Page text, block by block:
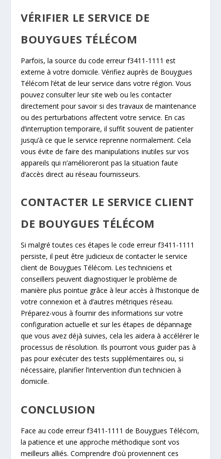
VÉRIFIER LE SERVICE DE
BOUYGUES TÉLÉCOM
Parfois, la source du code erreur f3411-1111 est
externe à votre domicile. Vérifiez auprès de Bouygues
Télécom l’état de leur service dans votre région. Vous
pouvez consulter leur site web ou les contacter
directement pour savoir si des travaux de maintenance
ou des perturbations affectent votre service. En cas
d’interruption temporaire, il suffit souvent de patienter
jusqu’à ce que le service reprenne normalement. Cela
vous évite de faire des manipulations inutiles sur vos
appareils qui n’amélioreront pas la situation faute
d’accès direct au réseau fournisseurs.
CONTACTER LE SERVICE CLIENT
DE BOUYGUES TÉLÉCOM
Si malgré toutes ces étapes le code erreur f3411-1111
persiste, il peut être judicieux de contacter le service
client de Bouygues Télécom. Les techniciens et
conseillers peuvent diagnostiquer le problème de
manière plus pointue grâce à leur accès à l’historique de
votre connexion et à d’autres métriques réseau.
Préparez-vous à fournir des informations sur votre
configuration actuelle et sur les étapes de dépannage
que vous avez déjà suivies, cela les aidera à accélérer le
processus de résolution. Ils pourront vous guider pas à
pas pour exécuter des tests supplémentaires ou, si
nécessaire, planifier l’intervention d’un technicien à
domicile.
CONCLUSION
Face au code erreur f3411-1111 de Bouygues Télécom,
la patience et une approche méthodique sont vos
meilleurs alliés. Comprendre d’où proviennent ces